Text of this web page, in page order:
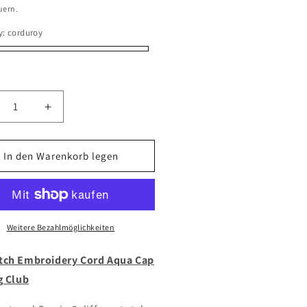
corduroy
Two
Erhöhe
die
Menge
für
Topnotch
Tukan
Cap
Cord/Two
In den Warenkorb legen
Weitere Bezahlmöglichkeiten
Embroidery Cord Aqua Cap
Club